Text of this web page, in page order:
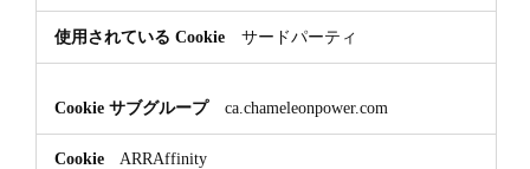
サードパーティ
ca.chameleonpower.com
ARRAffinity